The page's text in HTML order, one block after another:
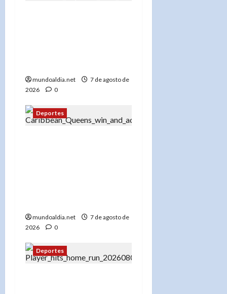
mundoaldia.net
7 de agosto de
2026
0
Deportes
mundoaldia.net
7 de agosto de
2026
0
Deportes